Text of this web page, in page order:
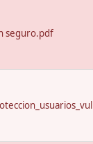
seguro.pdf